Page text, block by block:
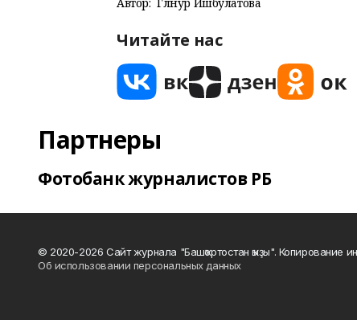
Читайте нас
Партнеры
Фотобанк журналистов РБ
© 2020-2026 Сайт журнала "Башҡортостан ҡыҙы". Копирование
Об использовании персональных данных